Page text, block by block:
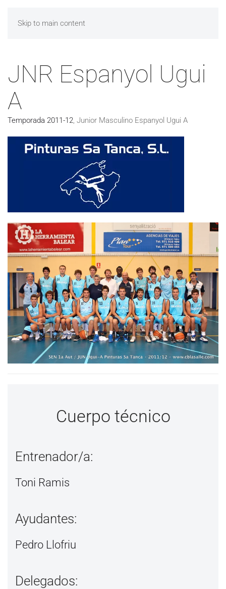
Skip to main content
JNR Espanyol Ugui
A
Temporada 2011-12, Junior Masculino Espanyol Ugui A
Cuerpo técnico
Entrenador/a:
Toni Ramis
Ayudantes:
Pedro Llofriu
Delegados: